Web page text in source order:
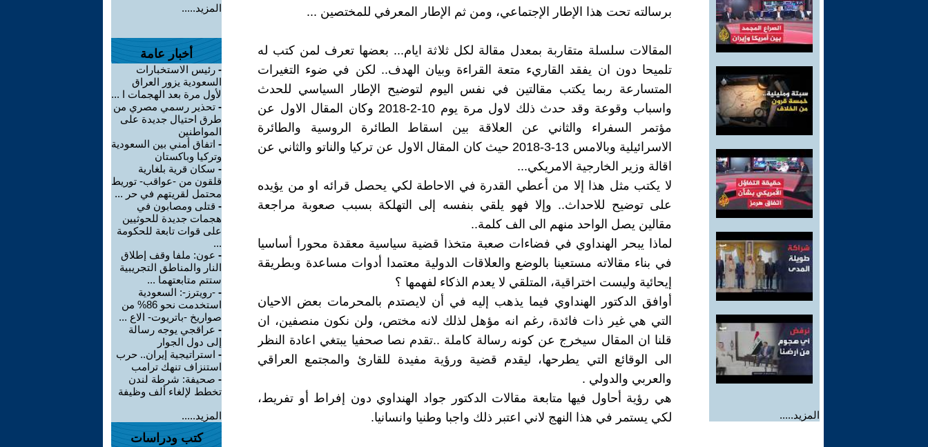
المزيد.....
برسالته تحت هذا الإطار الإجتماعي، ومن ثم الإطار المعرفي للمختصين ...
المقالات سلسلة متقاربة بمعدل مقالة لكل ثلاثة ايام... بعضها تعرف لمن كتب له
تلميحا دون ان يفقد القاريء متعة القراءة وبيان الهدف.. لكن في ضوء التغيرات
المتسارعة ربما يكتب مقالتين في نفس اليوم لتوضيح الإطار السياسي للحدث
واسباب وقوعة وقد حدث ذلك لاول مرة يوم 10-2-2018 وكان المقال الاول عن
مؤتمر السفراء والثاني عن العلاقة بين اسقاط الطائرة الروسية والطائرة
الاسرائيلية وبالامس 13-3-2018 حيث كان المقال الاول عن تركيا والناتو والثاني عن
اقالة وزير الخارجية الامريكي...
لا يكتب مثل هذا إلا من أعطي القدرة في الاحاطة لكي يحصل قرائه او من يؤيده
على توضيح للاحداث.. وإلا فهو يلقي بنفسه إلى التهلكة بسبب صعوبة مراجعة
مقالين يصل الواحد منهم الى الف كلمة..
لماذا يبحر الهنداوي في فضاءات صعبة متخذا قضية سياسية معقدة محورا أساسيا
في بناء مقالاته مستعينا بالوضع والعلاقات الدولية معتمدا أدوات مساعدة وبطريقة
إيحائية وليست اختراقية، المتلقي لا يعدم الذكاء لفهمها ؟
أوافق الدكتور الهنداوي فيما يذهب إليه في أن لايصتدم بالمحرمات بعض الاحيان
التي هي غير ذات فائدة، رغم انه مؤهل لذلك لانه مختص، ولن نكون منصفين، ان
قلنا ان المقال سيخرج عن كونه رسالة كاملة ..تقدم نصا صحفيا يبتغي اعادة النظر
الى الوقائع التي يطرحها، ليقدم قضية ورؤية مفيدة للقارئ والمجتمع العراقي
والعربي والدولي .
هي رؤية أحاول فيها متابعة مقالات الدكتور جواد الهنداوي دون إفراط أو تفريط،
لكي يستمر في هذا النهج لاني اعتبر ذلك واجبا وطنيا وانسانيا.
المزيد.....
أخبار عامة
- رئيس الاستخبارات
السعودية يزور العراق
لأول مرة بعد الهجمات ا ...
- تحذير رسمي مصري من
طرق احتيال جديدة على
المواطنين
- اتفاق أمني بين السعودية
وتركيا وباكستان
- سكان قرية بلغارية
قلقون من -عواقب- توريط
محتمل لقريتهم في حر ...
- قتلى ومصابون في
هجمات جديدة للحوثيين
على قوات تابعة للحكومة
...
- عون: ملفا وقف إطلاق
النار والمناطق التجريبية
ستتم متابعتهما ...
- -رويترز-: السعودية
استخدمت نحو 86% من
صواريخ -باتريوت- الاع ...
- عراقجي يوجه رسالة
إلى دول الجوار
- استراتيجية إيران.. حرب
استنزاف تنهك ترامب
- صحيفة: شرطة لندن
تخطط لإلغاء ألف وظيفة
المزيد.....
كتب ودراسات